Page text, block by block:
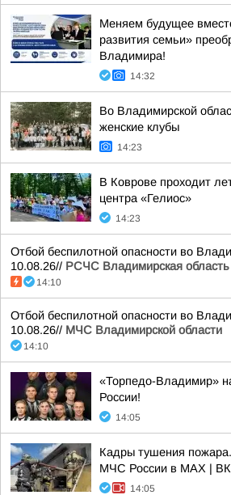
Меняем будущее
развития семьи»
Владимира!
14:32
Во Владимирской
женские клубы
14:23
В Коврове проходит
центра «Гелиос»
14:23
Отбой беспилотной опасности во
10.08.26// РСЧС Владимирская область
14:10
Отбой беспилотной опасности во
10.08.26// МЧС Владимирской области
14:10
«Торпедо-Владимир»
России!
14:05
Кадры тушения
МЧС России в MAX | ВК
14:05